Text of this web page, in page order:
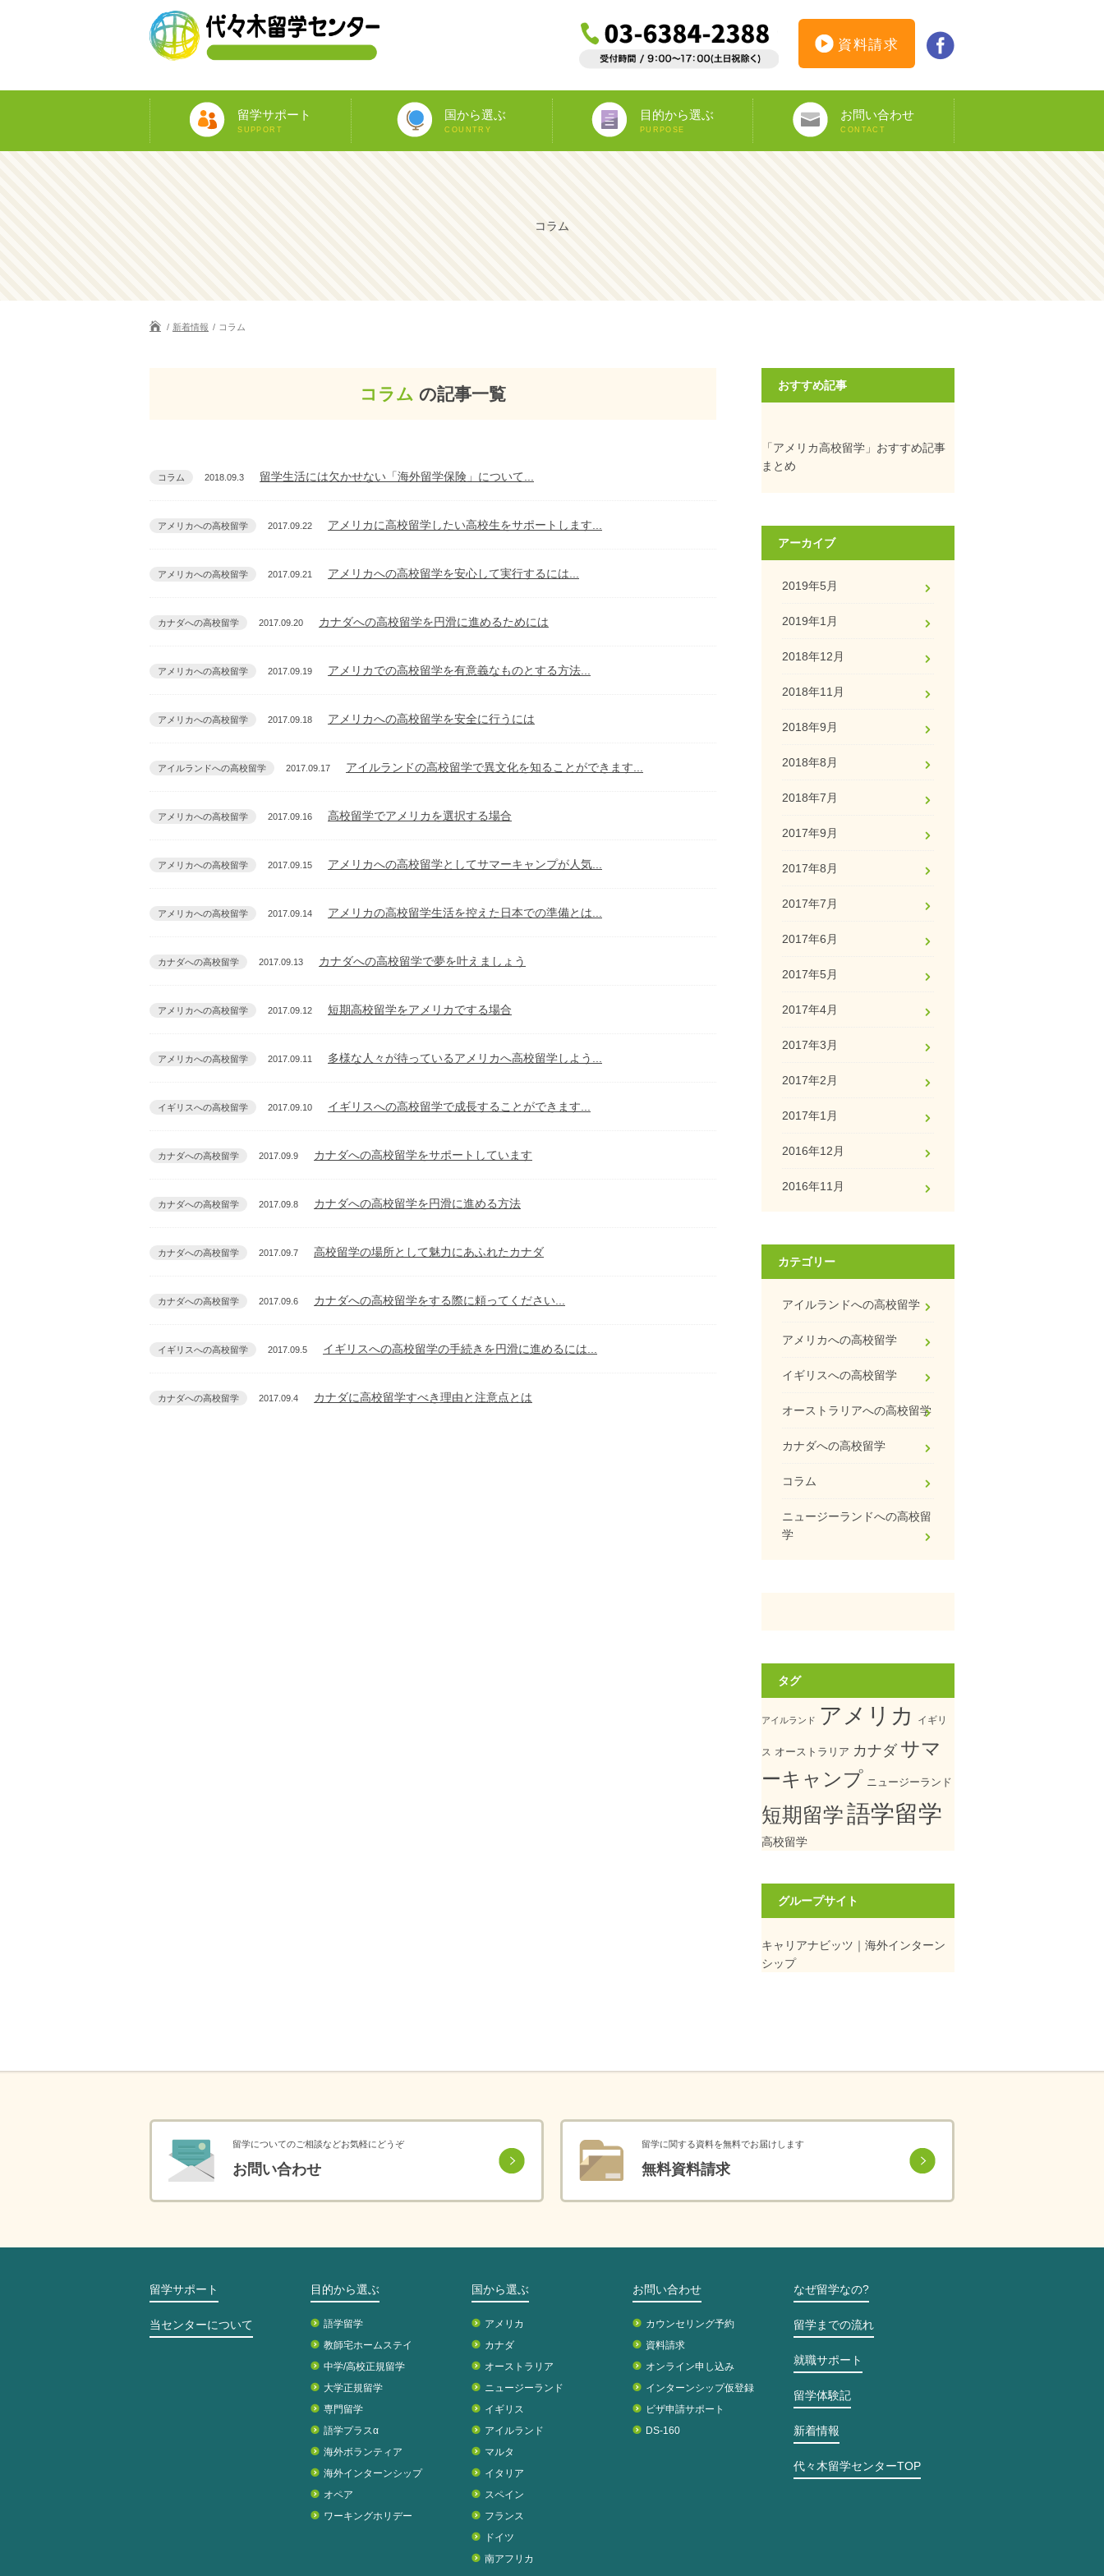
資料請求
留学サポート
SUPPORT
国から選ぶ
COUNTRY
アメリカ
カナダ
オーストラリア
ニュージーランド
イギリス
アイルランド
マルタ
イタリア
スペイン
フランス
ドイツ
南アフリカ
目的から選ぶ
PURPOSE
語学留学
教師宅ホームステイ
中学/高校正規留学
大学正規留学
専門留学
語学プラスα
海外ボランティア
海外インターンシップ
オペア
ワーキングホリデー
お問い合わせ
CONTACT
カウンセリング予約
資料請求
オンライン申し込み
インターンシップ仮登録
ビザ申請サポート
DS-160
コラム
新着情報 コラム
コラム の記事一覧
コラム 2018.09.3 留学生活には欠かせない「海外留学保険」について...
アメリカへの高校留学 2017.09.22 アメリカに高校留学したい高校生をサポートします...
アメリカへの高校留学 2017.09.21 アメリカへの高校留学を安心して実行するには...
カナダへの高校留学 2017.09.20 カナダへの高校留学を円滑に進めるためには
アメリカへの高校留学 2017.09.19 アメリカでの高校留学を有意義なものとする方法...
アメリカへの高校留学 2017.09.18 アメリカへの高校留学を安全に行うには
アイルランドへの高校留学 2017.09.17 アイルランドの高校留学で異文化を知ることができます...
アメリカへの高校留学 2017.09.16 高校留学でアメリカを選択する場合
アメリカへの高校留学 2017.09.15 アメリカへの高校留学としてサマーキャンプが人気...
アメリカへの高校留学 2017.09.14 アメリカの高校留学生活を控えた日本での準備とは...
カナダへの高校留学 2017.09.13 カナダへの高校留学で夢を叶えましょう
アメリカへの高校留学 2017.09.12 短期高校留学をアメリカでする場合
アメリカへの高校留学 2017.09.11 多様な人々が待っているアメリカへ高校留学しよう...
イギリスへの高校留学 2017.09.10 イギリスへの高校留学で成長することができます...
カナダへの高校留学 2017.09.9 カナダへの高校留学をサポートしています
カナダへの高校留学 2017.09.8 カナダへの高校留学を円滑に進める方法
カナダへの高校留学 2017.09.7 高校留学の場所として魅力にあふれたカナダ
カナダへの高校留学 2017.09.6 カナダへの高校留学をする際に頼ってください...
イギリスへの高校留学 2017.09.5 イギリスへの高校留学の手続きを円滑に進めるには...
カナダへの高校留学 2017.09.4 カナダに高校留学すべき理由と注意点とは
おすすめ記事
「アメリカ高校留学」おすすめ記事
まとめ
アーカイブ
2019年5月
2019年1月
2018年12月
2018年11月
2018年9月
2018年8月
2018年7月
2017年9月
2017年8月
2017年7月
2017年6月
2017年5月
2017年4月
2017年3月
2017年2月
2017年1月
2016年12月
2016年11月
カテゴリー
アイルランドへの高校留学
アメリカへの高校留学
イギリスへの高校留学
オーストラリアへの高校留学
カナダへの高校留学
コラム
ニュージーランドへの高校留
学
タグ
アイルランド アメリカ イギリ
ス オーストラリア カナダ サマ
ーキャンプ ニュージーランド
短期留学語学留学
高校留学
グループサイト
キャリアナビッツ｜海外インターン
シップ
留学についてのご相談などお気軽にどうぞ
お問い合わせ
留学に関する資料を無料でお届けします
無料資料請求
留学サポート
当センターについて
目的から選ぶ
語学留学
教師宅ホームステイ
中学/高校正規留学
大学正規留学
専門留学
語学プラスα
海外ボランティア
海外インターンシップ
オペア
ワーキングホリデー
国から選ぶ
アメリカ
カナダ
オーストラリア
ニュージーランド
イギリス
アイルランド
マルタ
イタリア
スペイン
フランス
ドイツ
南アフリカ
お問い合わせ
カウンセリング予約
資料請求
オンライン申し込み
インターンシップ仮登録
ビザ申請サポート
DS-160
なぜ留学なの?
留学までの流れ
就職サポート
留学体験記
新着情報
代々木留学センターTOP